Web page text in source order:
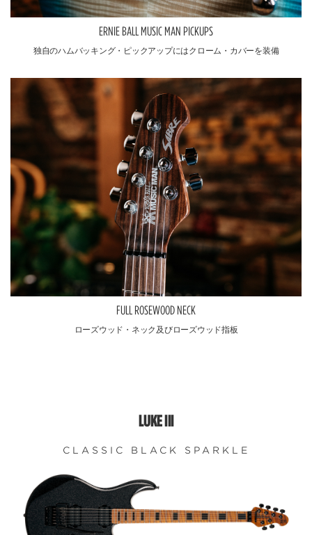
ERNIE BALL MUSIC MAN PICKUPS
独自のハムバッキング・ピックアップにはクローム・カバーを装備
FULL ROSEWOOD NECK
ローズウッド・ネック及びローズウッド指板
LUKE III
CLASSIC BLACK SPARKLE